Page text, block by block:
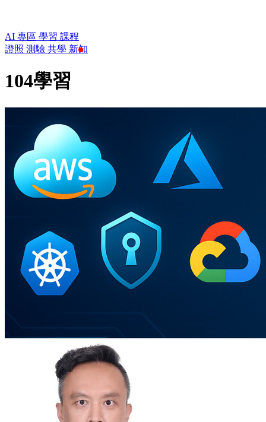
AI 專區 學習 課程
證照 測驗 共學 新知
104學習